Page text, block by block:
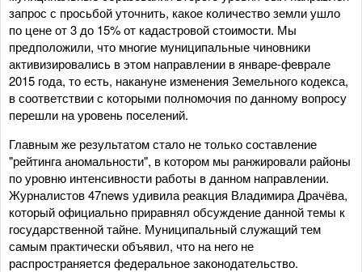
запрос с просьбой уточнить, какое количество земли ушло
по цене от 3 до 15% от кадастровой стоимости. Мы
предположили, что многие муниципальные чиновники
активизировались в этом направлении в январе-феврале
2015 года, то есть, накануне изменения Земельного кодекса,
в соответствии с которыми полномочия по данному вопросу
перешли на уровень поселений.
Главным же результатом стало не только составление
"рейтинга аномальности", в котором мы ранжировали районы
по уровню интенсивности работы в данном направлении.
Журналистов 47news удивила реакция Владимира Драчёва,
который официально приравнял обсуждение данной темы к
государственной тайне. Муниципальный служащий тем
самым практически объявил, что на него не
распространяется федеральное законодательство.